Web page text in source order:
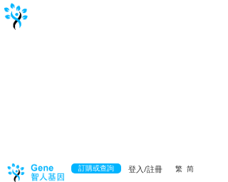
訂購或查詢 登入/註冊 繁 简